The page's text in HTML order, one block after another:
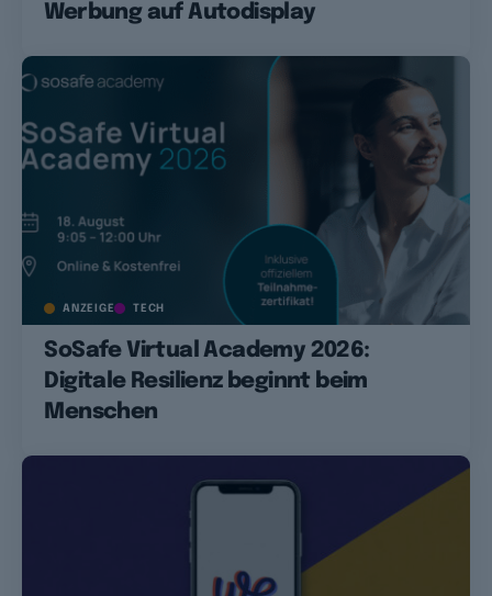
Werbung auf Autodisplay
ANZEIGE TECH
SoSafe Virtual Academy 2026:
Digitale Resilienz beginnt beim
Menschen